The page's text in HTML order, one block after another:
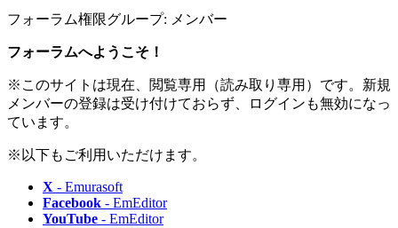
フォーラム権限グループ: メンバー
フォーラムへようこそ！
※このサイトは現在、閲覧専用（読み取り専用）です。新規
メンバーの登録は受け付けておらず、ログインも無効になっ
ています。
※以下もご利用いただけます。
X - Emurasoft
Facebook - EmEditor
YouTube - EmEditor